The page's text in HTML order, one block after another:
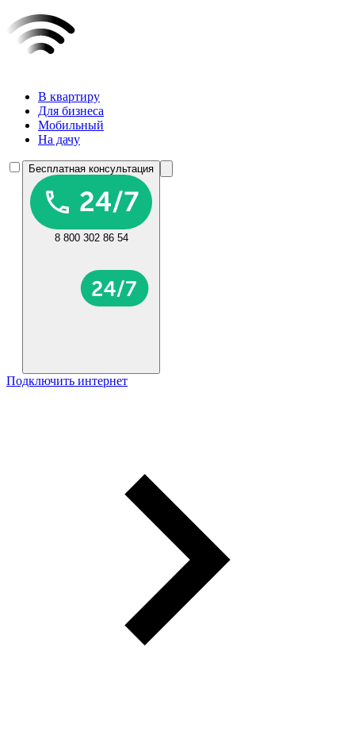
В квартиру
Для бизнеса
Мобильный
На дачу
Бесплатная консультация
8 800 302 86 54
Подключить интернет